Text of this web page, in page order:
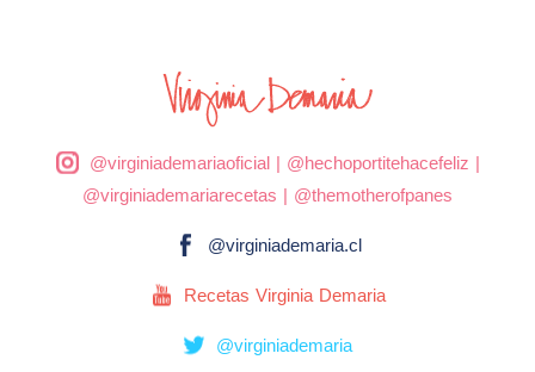
@virginiademariaoficial| @hechoportitehacefeliz |
@virginiademariarecetas | @themotherofpanes
@virginiademaria.cl
Recetas Virginia Demaria
@virginiademaria